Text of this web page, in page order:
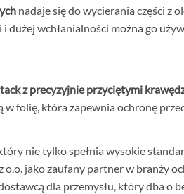
nadaje się do wycierania części z
wchłanialności można go
z precyzyjnie przyciętymi
w folię, która zapewnia ochronę
nie tylko spełnia wysokie
jako zaufany partner w branży
dla przemysłu, który dba o